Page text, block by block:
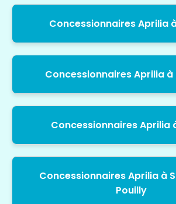
Concessionnaires Aprilia
Concessionnaires Aprilia à
Concessionnaires Aprilia
Concessionnaires Aprilia à
Pouilly